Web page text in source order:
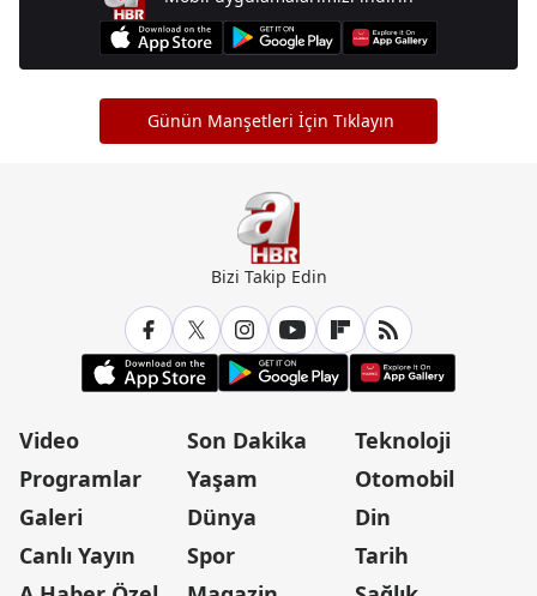
Günün Manşetleri İçin Tıklayın
Bizi Takip Edin
Video
Programlar
Galeri
Canlı Yayın
Son Dakika
Yaşam
Dünya
Spor
Teknoloji
Otomobil
Din
Tarih